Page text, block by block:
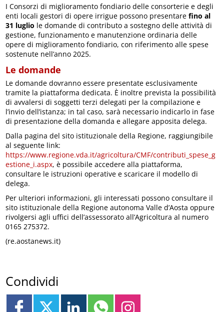
I Consorzi di miglioramento fondiario delle consorterie e degli
enti locali gestori di opere irrigue possono presentarefino al
31 luglio le domande di contributo a sostegno delle attività di
gestione, funzionamento e manutenzione ordinaria delle
opere di miglioramento fondiario, con riferimento alle spese
sostenute nell’anno 2025.
Le domande
Le domande dovranno essere presentate esclusivamente
tramite la piattaforma dedicata. È inoltre prevista la possibilità
di avvalersi di soggetti terzi delegati per la compilazione e
l’invio dell’istanza; in tal caso, sarà necessario indicarlo in fase
di presentazione della domanda e allegare apposita delega.
Dalla pagina del sito istituzionale della Regione, raggiungibile
al seguente link:
https://www.regione.vda.it/agricoltura/CMF/contributi_spese_g
estione_i.aspx, è possibile accedere alla piattaforma,
consultare le istruzioni operative e scaricare il modello di
delega.
Per ulteriori informazioni, gli interessati possono consultare il
sito istituzionale della Regione autonoma Valle d’Aosta oppure
rivolgersi agli uffici dell’assessorato all’Agricoltura al numero
0165 275372.
(re.aostanews.it)
Condividi